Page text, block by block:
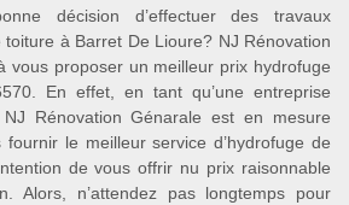
décision d’effectuer des travaux
toiture à Barret De Lioure? NJ Rénovation
vous proposer un meilleur prix hydrofuge
En effet, en tant qu’une entreprise
NJ Rénovation Génarale est en mesure
le meilleur service d’hydrofuge de
de vous offrir nu prix raisonnable
Alors, n’attendez pas longtemps pour